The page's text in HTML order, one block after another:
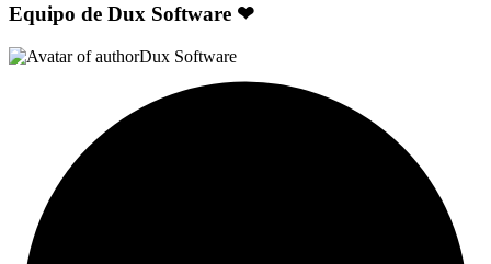
Equipo de Dux Software ❤
Dux Software